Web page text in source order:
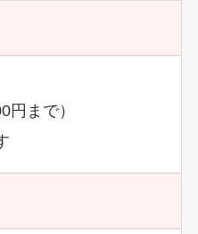
まで）